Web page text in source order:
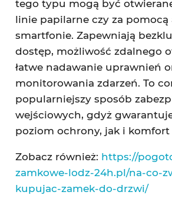
tego typu mogą być
linie papilarne czy za
smartfonie. Zapewniają
dostęp, możliwość zdalnego
łatwe nadawanie uprawnień
monitorowania zdarzeń. To
popularniejszy sposób
wejściowych, gdyż
poziom ochrony, jak i
Zobacz również: https://
zamkowe-lodz-24h.pl/na-co-
kupujac-zamek-do-drzwi/